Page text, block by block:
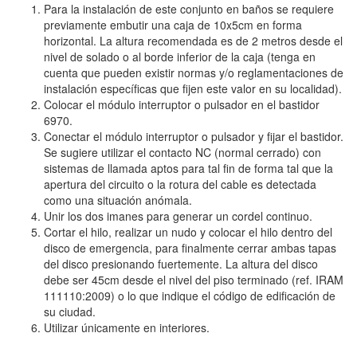
Para la instalación de este conjunto en baños se requiere
previamente embutir una caja de 10x5cm en forma
horizontal. La altura recomendada es de 2 metros desde el
nivel de solado o al borde inferior de la caja (tenga en
cuenta que pueden existir normas y/o reglamentaciones de
instalación específicas que fijen este valor en su localidad).
Colocar el módulo interruptor o pulsador en el bastidor
6970.
Conectar el módulo interruptor o pulsador y fijar el bastidor.
Se sugiere utilizar el contacto NC (normal cerrado) con
sistemas de llamada aptos para tal fin de forma tal que la
apertura del circuito o la rotura del cable es detectada
como una situación anómala.
Unir los dos imanes para generar un cordel continuo.
Cortar el hilo, realizar un nudo y colocar el hilo dentro del
disco de emergencia, para finalmente cerrar ambas tapas
del disco presionando fuertemente. La altura del disco
debe ser 45cm desde el nivel del piso terminado (ref. IRAM
111110:2009) o lo que indique el código de edificación de
su ciudad.
Utilizar únicamente en interiores.